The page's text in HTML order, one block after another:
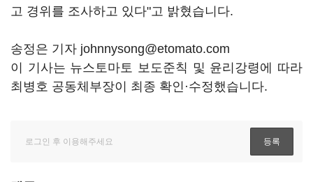
고 경위를 조사하고 있다"고 밝혔습니다.
송정은 기자 johnnysong@etomato.com
이 기사는 뉴스토마토 보도준칙 및 윤리강령에 따라
최병호 공동체부장이 최종 확인·수정했습니다.